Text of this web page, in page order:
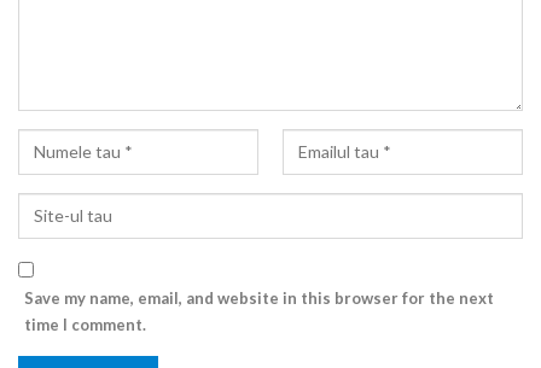
Save my name, email, and website in this browser for the next
time I comment.